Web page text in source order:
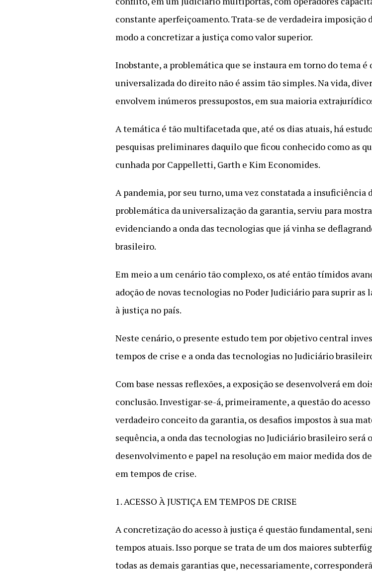
constante aperfeiçoamento. Trata-se de verdadeira imposição
modo a concretizar a justiça como valor superior.
Inobstante, a problemática que se instaura em torno do tema
universalizada do direito não é assim tão simples. Na vida,
envolvem inúmeros pressupostos, em sua maioria
A temática é tão multifacetada que, até os dias atuais, há
pesquisas preliminares daquilo que ficou conhecido como as
cunhada por Cappelletti, Garth e Kim Economides.
A pandemia, por seu turno, uma vez constatada a insuficiência
problemática da universalização da garantia, serviu para
evidenciando a onda das tecnologias que já vinha se
brasileiro.
Em meio a um cenário tão complexo, os até então tímidos
adoção de novas tecnologias no Poder Judiciário para suprir as
à justiça no país.
Neste cenário, o presente estudo tem por objetivo central
tempos de crise e a onda das tecnologias no Judiciário
Com base nessas reflexões, a exposição se desenvolverá em
conclusão. Investigar-se-á, primeiramente, a questão do
verdadeiro conceito da garantia, os desafios impostos à sua
sequência, a onda das tecnologias no Judiciário brasileiro será
desenvolvimento e papel na resolução em maior medida dos
em tempos de crise.
1. ACESSO À JUSTIÇA EM TEMPOS DE CRISE
A concretização do acesso à justiça é questão fundamental,
tempos atuais. Isso porque se trata de um dos maiores
todas as demais garantias que, necessariamente,